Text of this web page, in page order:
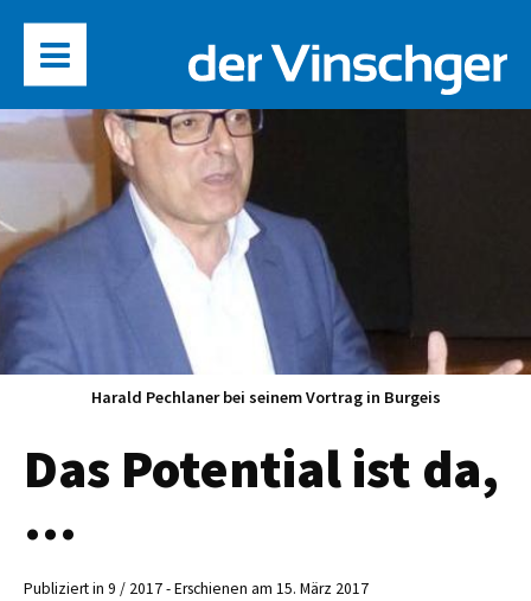
Harald Pechlaner bei seinem Vortrag in Burgeis
Das Potential ist da,
...
Publiziert in 9 / 2017 - Erschienen am 15. März 2017